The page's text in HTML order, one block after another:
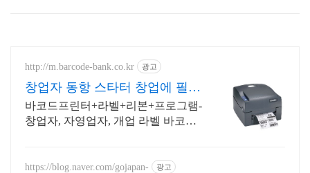
http://m.barcode-bank.co.kr 광고
창업자 동항 스타터 창업에 필요
한 라벨기기 세트
바코드프린터+라벨+리본+프로그램-
창업자, 자영업자, 개업 라벨 바코드
https://blog.naver.com/gojapan- 광고